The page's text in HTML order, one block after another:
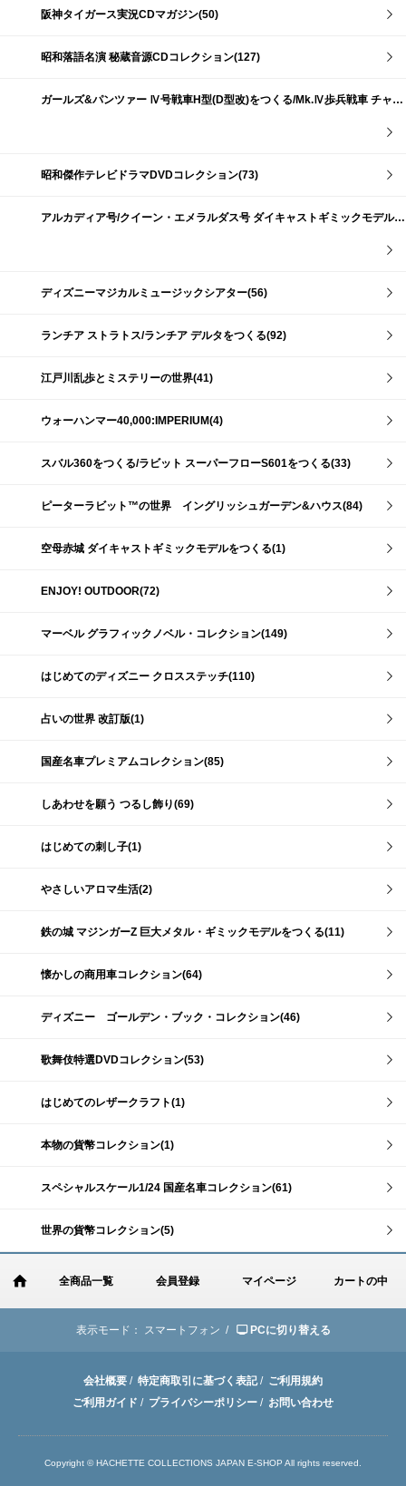
阪神タイガース実況CDマガジン(50)
昭和落語名演 秘蔵音源CDコレクション(127)
ガールズ&パンツァー Ⅳ号戦車H型(D型改)をつくる/Mk.Ⅳ歩兵戦車 チャーチルMk.Ⅶをつくる(191)
昭和傑作テレビドラマDVDコレクション(73)
アルカディア号/クイーン・エメラルダス号 ダイキャストギミックモデルをつくる(159)
ディズニーマジカルミュージックシアター(56)
ランチア ストラトス/ランチア デルタをつくる(92)
江戸川乱歩とミステリーの世界(41)
ウォーハンマー40,000:IMPERIUM(4)
スバル360をつくる/ラビット スーパーフローS601をつくる(33)
ピーターラビット™の世界 イングリッシュガーデン&ハウス(84)
空母赤城 ダイキャストギミックモデルをつくる(1)
ENJOY! OUTDOOR(72)
マーベル グラフィックノベル・コレクション(149)
はじめてのディズニー クロスステッチ(110)
占いの世界 改訂版(1)
国産名車プレミアムコレクション(85)
しあわせを願う つるし飾り(69)
はじめての刺し子(1)
やさしいアロマ生活(2)
鉄の城 マジンガーZ 巨大メタル・ギミックモデルをつくる(11)
懐かしの商用車コレクション(64)
ディズニー ゴールデン・ブック・コレクション(46)
歌舞伎特選DVDコレクション(53)
はじめてのレザークラフト(1)
本物の貨幣コレクション(1)
スペシャルスケール1/24 国産名車コレクション(61)
世界の貨幣コレクション(5)
全商品一覧 会員登録 マイページ カートの中
表示モード： スマートフォン / PCに切り替える
会社概要 / 特定商取引に基づく表記/ ご利用規約
ご利用ガイド / プライバシーポリシー / お問い合わせ
Copyright © HACHETTE COLLECTIONS JAPAN E-SHOP All rights reserved.